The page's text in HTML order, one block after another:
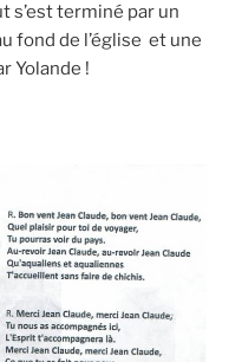
s’est terminé par un
fond de l’église et une
Yolande !